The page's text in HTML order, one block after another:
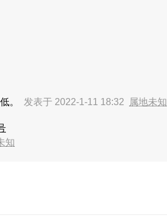
。 发表于 2022-1-11 18:32 属地未知
知